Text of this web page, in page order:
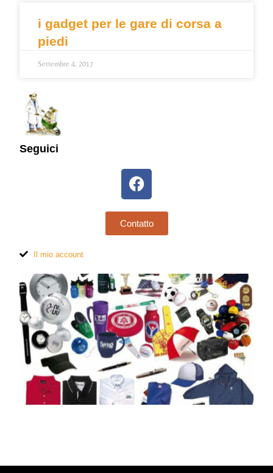
i gadget per le gare di corsa a
piedi
Settembre 4, 2017
Seguici
Contatto
Il mio account